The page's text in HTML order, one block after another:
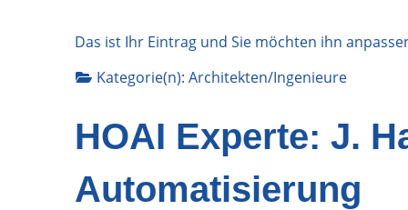
Das ist Ihr Eintrag und Sie möchten ihn
Kategorie(n): Architekten/Ingenieure
HOAI Experte: J.
Automatisierung